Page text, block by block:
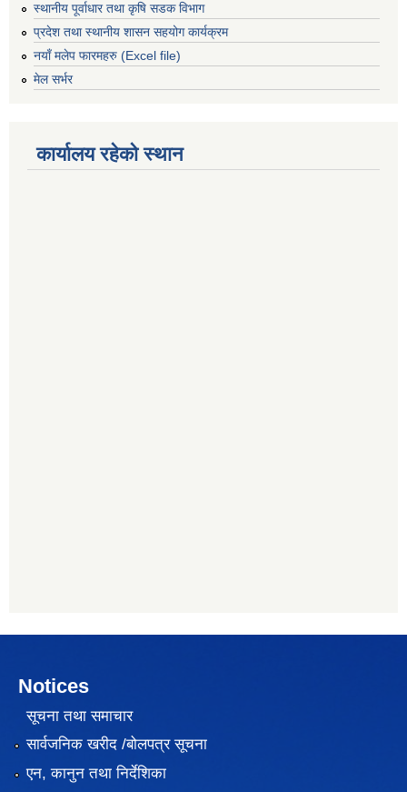
स्थानीय पूर्वाधार तथा कृषि सडक विभाग
प्रदेश तथा स्थानीय शासन सहयोग कार्यक्रम
नयाँ मलेप फारमहरु (Excel file)
मेल सर्भर
कार्यालय रहेको स्थान
Notices
सूचना तथा समाचार
सार्वजनिक खरीद /बोलपत्र सूचना
एन, कानुन तथा निर्देशिका